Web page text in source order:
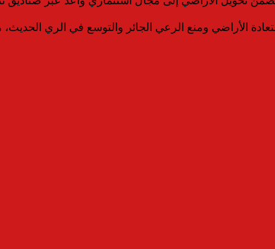
الأراضي ومنع الرعي الجائر والتوسع في الري